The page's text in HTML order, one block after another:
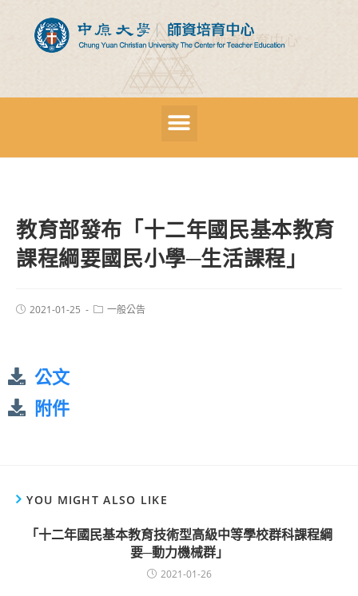
教育部發布「十二年國民基本教育
課程綱要國民小學─生活課程」
2021-01-25 一般公告
公文
附件
YOU MIGHT ALSO LIKE
「十二年國民基本教育技術型高級中等學校群科課程綱
要─動力機械群」
2021-01-26